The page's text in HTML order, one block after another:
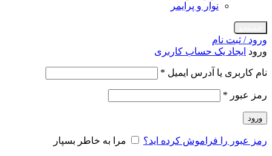
نوار و پرایمر
ورود / ثبت نام
ورود ایجاد یک حساب کاربری
نام کاربری یا آدرس ایمیل *
رمز عبور *
ورود
رمز عبور را فراموش کرده اید؟ مرا به خاطر بسپار